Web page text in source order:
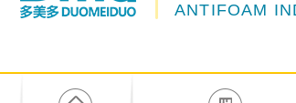
ANTIFOAM